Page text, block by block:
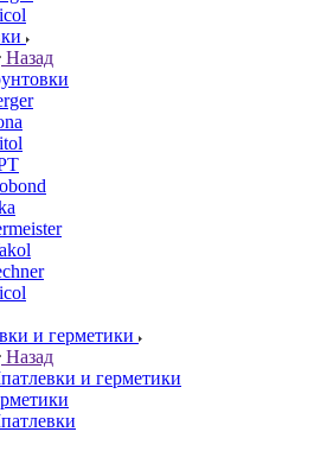
Назад
и герметики
Назад
и герметики